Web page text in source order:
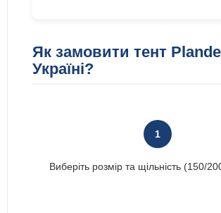
Як замовити тент
Україні?
1
Виберіть розмір та щільність (150/